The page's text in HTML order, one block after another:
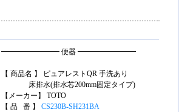
━━━━━━━━ 便器 ━━━━━━━━
【 商品名 】 ピュアレストQR 手洗あり
床排水(排水芯200mm固定タイプ)
【メーカー】 TOTO
【 品 番 】 CS230B-SH231BA